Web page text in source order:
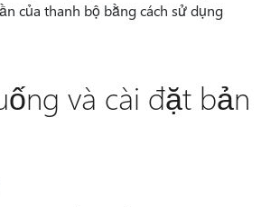
của thanh bộ bằng cách sử dụng
và cài đặt bản